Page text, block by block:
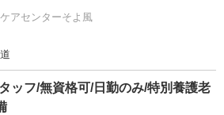
アセンターそよ風
ッフ/無資格可/日勤のみ/特別養護老